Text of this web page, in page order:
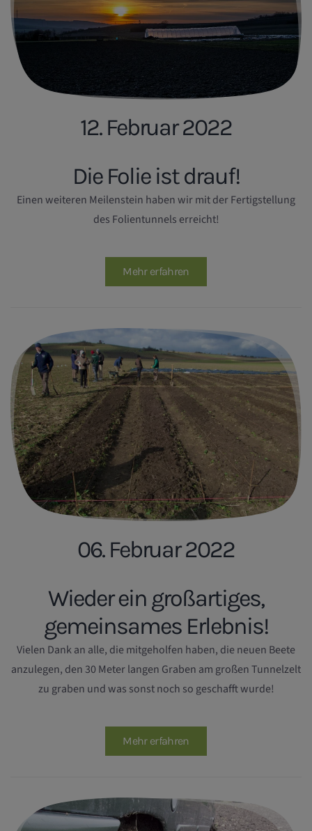
12. Februar 2022
Die Folie ist drauf!
Einen weiteren Meilenstein haben wir mit der Fertigstellung
des Folientunnels erreicht!
Mehr erfahren
06. Februar 2022
Wieder ein großartiges,
gemeinsames Erlebnis!
Vielen Dank an alle, die mitgeholfen haben, die neuen Beete
anzulegen, den 30 Meter langen Graben am großen Tunnelzelt
zu graben und was sonst noch so geschafft wurde!
Mehr erfahren